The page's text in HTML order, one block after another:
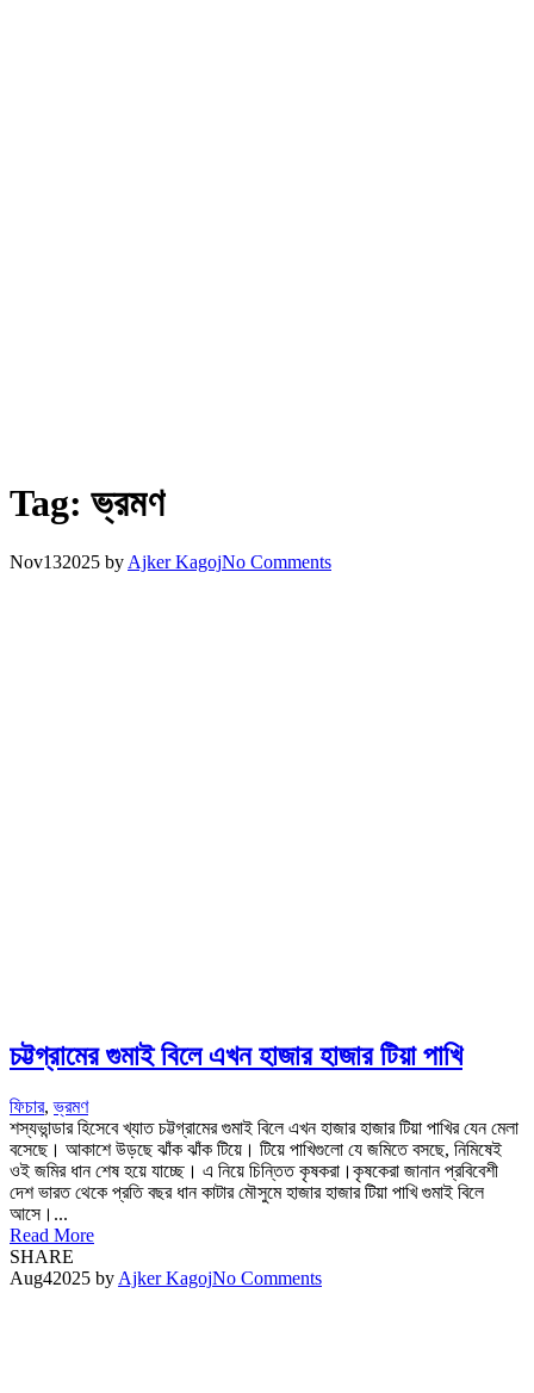
Tag:ভ্রমণ
Nov132025 by Ajker KagojNo Comments
চট্টগ্রামের গুমাই বিলে এখন হাজার হাজার টিয়া পাখি
ফিচার,ভ্রমণ
শস্যভান্ডার হিসেবে খ্যাত চট্টগ্রামের গুমাই বিলে এখন হাজার হাজার টিয়া পাখির যেন মেলা
বসেছে। আকাশে উড়ছে ঝাঁক ঝাঁক টিয়ে। টিয়ে পাখিগুলো যে জমিতে বসছে, নিমিষেই
ওই জমির ধান শেষ হয়ে যাচ্ছে। এ নিয়ে চিন্তিত কৃষকরা।কৃষকেরা জানান প্রবিবেশী
দেশ ভারত থেকে প্রতি বছর ধান কাটার মৌসুমে হাজার হাজার টিয়া পাখি গুমাই বিলে
আসে।...
Read More
SHARE
Aug42025 by Ajker KagojNo Comments